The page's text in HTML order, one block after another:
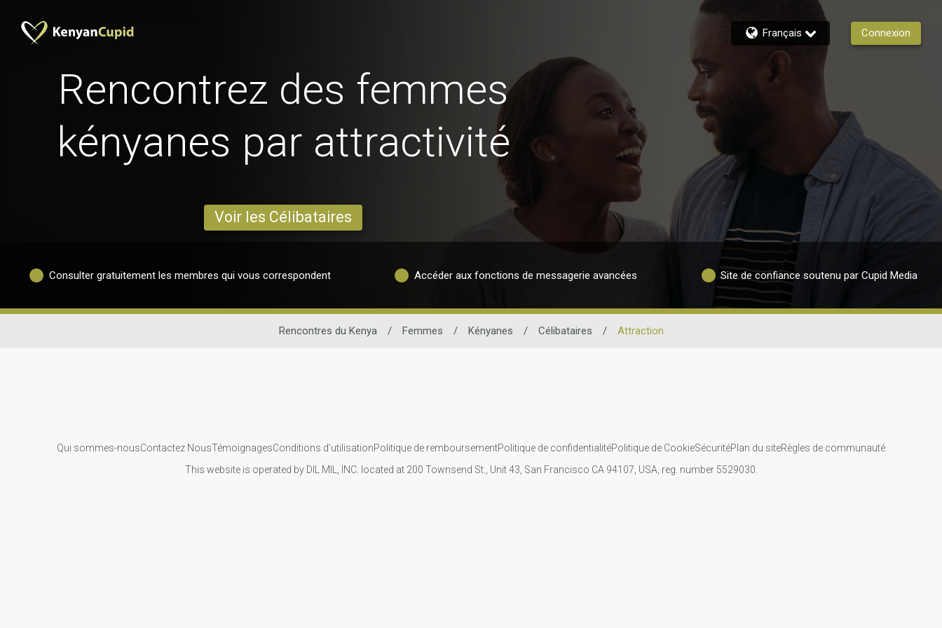
Français Connexion
Rencontrez des femmes
kényanes par attractivité
Voir les Célibataires
Consulter gratuitement les membres qui vous correspondent Accéder aux fonctions de messagerie avancées Site de confiance soutenu par Cupid Media
Rencontres du Kenya / Femmes / Kényanes / Célibataires / Attraction
Qui sommes-nousContactez NousTémoignagesConditions d’utilisationPolitique de remboursementPolitique de confidentialitéPolitique de CookieSécuritéPlan du siteRègles de communauté
This website is operated by DIL MIL, INC. located at 200 Townsend St., Unit 43, San Francisco CA 94107, USA, reg. number 5529030.